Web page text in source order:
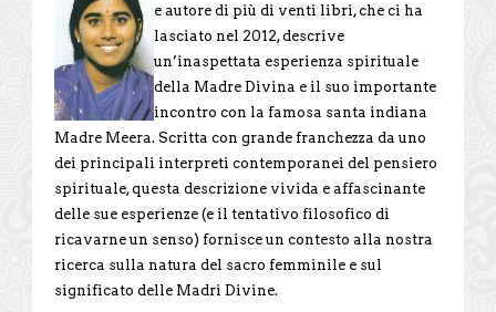
e autore di più di venti libri, che ci ha
lasciato nel 2012, descrive
un’inaspettata esperienza spirituale
della Madre Divina e il suo importante
incontro con la famosa santa indiana
Madre Meera. Scritta con grande franchezza da uno
dei principali interpreti contemporanei del pensiero
spirituale, questa descrizione vivida e affascinante
delle sue esperienze (e il tentativo filosofico di
ricavarne un senso) fornisce un contesto alla nostra
ricerca sulla natura del sacro femminile e sul
significato delle Madri Divine.